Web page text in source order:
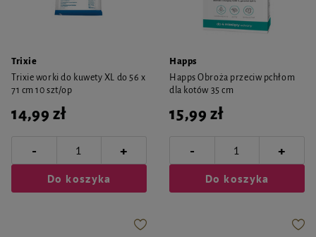
Trixie
Trixie worki do kuwety XL do 56 x
71 cm 10 szt/op
14,99 zł
- +
Do koszyka
Happs
Happs Obroża przeciw pchłom
dla kotów 35 cm
15,99 zł
- +
Do koszyka